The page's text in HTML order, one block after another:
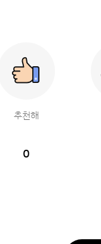
추천해
0